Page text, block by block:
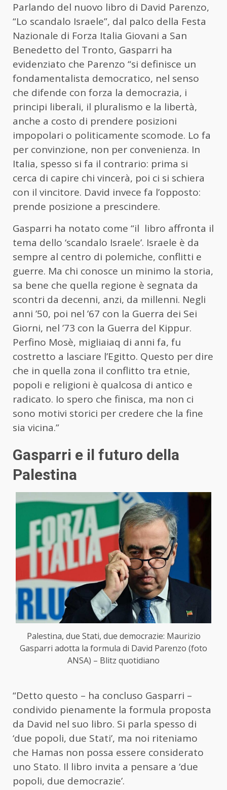
Parlando del nuovo libro di David Parenzo,
“Lo scandalo Israele”, dal palco della Festa
Nazionale di Forza Italia Giovani a San
Benedetto del Tronto, Gasparri ha
evidenziato che Parenzo “si definisce un
fondamentalista democratico, nel senso
che difende con forza la democrazia, i
principi liberali, il pluralismo e la libertà,
anche a costo di prendere posizioni
impopolari o politicamente scomode. Lo fa
per convinzione, non per convenienza. In
Italia, spesso si fa il contrario: prima si
cerca di capire chi vincerà, poi ci si schiera
con il vincitore. David invece fa l’opposto:
prende posizione a prescindere.
Gasparri ha notato come “il libro affronta il
tema dello ‘scandalo Israele’. Israele è da
sempre al centro di polemiche, conflitti e
guerre. Ma chi conosce un minimo la storia,
sa bene che quella regione è segnata da
scontri da decenni, anzi, da millenni. Negli
anni ’50, poi nel ’67 con la Guerra dei Sei
Giorni, nel ’73 con la Guerra del Kippur.
Perfino Mosè, migliaiaq di anni fa, fu
costretto a lasciare l’Egitto. Questo per dire
che in quella zona il conflitto tra etnie,
popoli e religioni è qualcosa di antico e
radicato. Io spero che finisca, ma non ci
sono motivi storici per credere che la fine
sia vicina.”
Gasparri e il futuro della
Palestina
Palestina, due Stati, due democrazie: Maurizio
Gasparri adotta la formula di David Parenzo (foto
ANSA) – Blitz quotidiano
“Detto questo – ha concluso Gasparri –
condivido pienamente la formula proposta
da David nel suo libro. Si parla spesso di
‘due popoli, due Stati’, ma noi riteniamo
che Hamas non possa essere considerato
uno Stato. Il libro invita a pensare a ‘due
popoli, due democrazie’.